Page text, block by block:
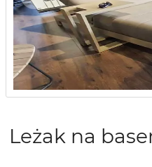
Leżak na